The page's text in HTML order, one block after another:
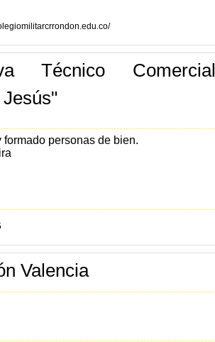
Técnico Comercial
personas de bien.
Valencia